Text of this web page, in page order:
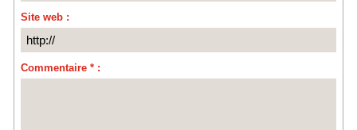
Site web :
Commentaire * :